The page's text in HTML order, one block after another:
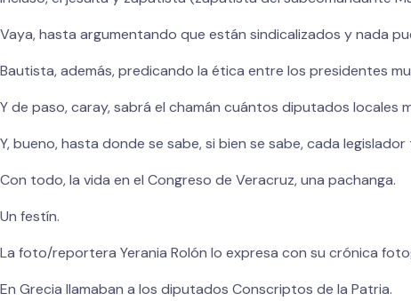
Vaya, hasta argumentando que están sindicalizados y nada
Bautista, además, predicando la ética entre los presidentes
Y de paso, caray, sabrá el chamán cuántos diputados locales
Y, bueno, hasta donde se sabe, si bien se sabe, cada
Con todo, la vida en el Congreso de Veracruz, una pachanga.
Un festín.
La foto/reportera Yerania Rolón lo expresa con su crónica
En Grecia llamaban a los diputados Conscriptos de la Patria.